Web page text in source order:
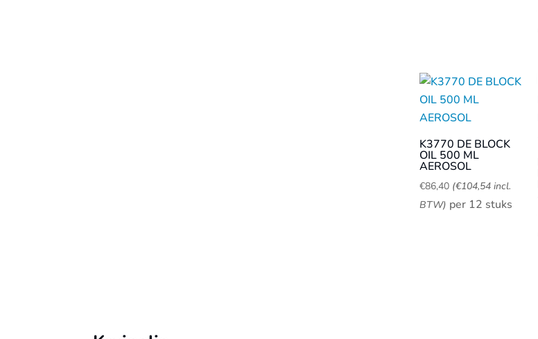
K3770 DE BLOCK
OIL 500 ML
AEROSOL
€86,40 (€104,54incl.
BTW) per 12 stuks